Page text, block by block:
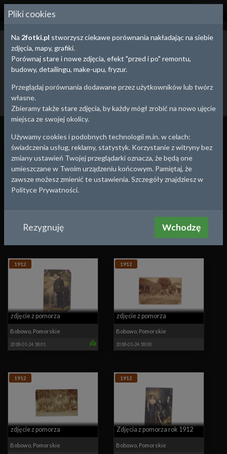
2FOTKI.PL
Bobowo,Pomorskie- stare zdjęcia i pocztówki
Poniżej znajdziesz stare zdjęcia z Twojej okolicy. Możesz wybrać się
na małą wycieczkę i wykonać zdjęcie współczesne tworząc
efektowne porównanie "przed i po" ze starym zdjęciem.
Dodaj stare zdjęcie Utwórz porównanie
Powrót
1912
2018-01-24 18:02
1912
Pomorskie
1912
zdjęcie z pomorza
Bobowo, Pomorskie
2018-01-24 18:01
1912
zdjęcie z pomorza
Bobowo, Pomorskie
2018-01-24 18:00
1912
zdjęcie z pomorza
Bobowo, Pomorskie
1912
Zdjęcia z pomorza rok 1912
Bobowo, Pomorskie
Pliki cookies
Na 2fotki.pl stworzysz ciekawe porównania nakładając na siebie
zdjęcia, mapy, grafiki.
Porównaj stare i nowe zdjęcia, efekt "przed i po" remontu,
budowy, detailingu, make-upu, fryzur.
Przeglądaj porównania dodawane przez użytkowników lub twórz
własne.
Zbieramy także stare zdjęcia, by każdy mógł zrobić na nowo ujęcie
miejsca ze swojej okolicy.
Używamy cookies i podobnych technologii m.in. w celach:
świadczenia usług, reklamy, statystyk. Korzystanie z witryny bez
zmiany ustawień Twojej przeglądarki oznacza, że będą one
umieszczane w Twoim urządzeniu końcowym. Pamiętaj, że
zawsze możesz zmienić te ustawienia. Szczegóły znajdziesz w
Polityce Prywatności.
Rezygnuję Wchodzę